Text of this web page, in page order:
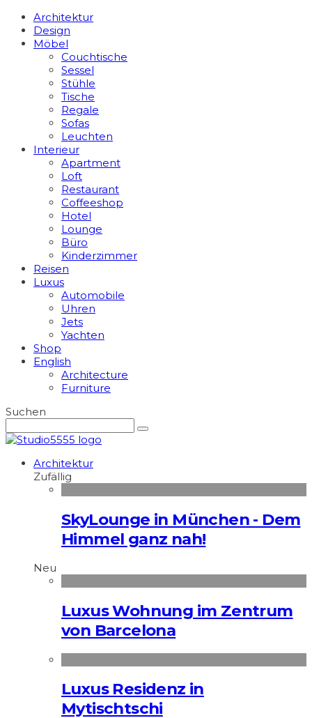
Architektur
Design
Möbel
Couchtische
Sessel
Stühle
Tische
Regale
Sofas
Leuchten
Interieur
Apart­ment
Loft
Restaurant
Coffeeshop
Hotel
Lounge
Büro
Kinderzimmer
Reisen
Luxus
Automobile
Uhren
Jets
Yachten
Shop
English
Architecture
Furniture
Suchen
Architektur
Zufällig
SkyLounge in München - Dem
Himmel ganz nah!
Neu
Luxus Wohnung im Zentrum
von Barcelona
Luxus Residenz in
Mytischtschi